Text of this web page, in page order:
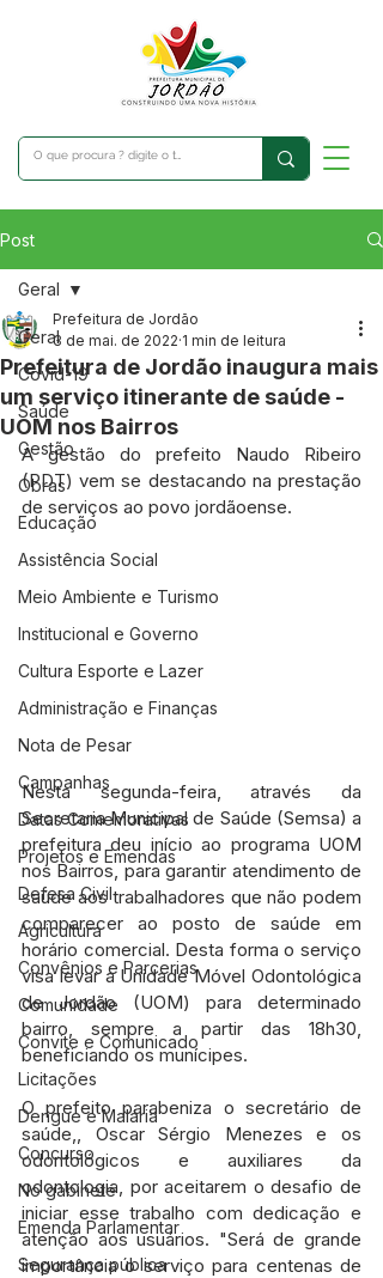
Post
Geral
Covid-19
Saúde
Gestão
Obras
Educação
Assistência Social
Meio Ambiente e Turismo
Institucional e Governo
Cultura Esporte e Lazer
Administração e Finanças
Nota de Pesar
Campanhas
Datas Comemorativas
Projetos e Emendas
Defesa Civil
Agricultura
Convênios e Parcerias
Comunidade
Convite e Comunicado
Licitações
Dengue e Malária
Concurso
No gabinete
Emenda Parlamentar
Segurança pública
Geral
Prefeitura de Jordão inaugura mais
um serviço itinerante de saúde -
UOM nos Bairros
Prefeitura de Jordão
3 de mai. de 2022 1 min de leitura
A gestão do prefeito Naudo Ribeiro
(PDT) vem se destacando na prestação
de serviços ao povo jordãoense.
Nesta segunda-feira, através da
Secretaria Municipal de Saúde (Semsa) a
prefeitura deu início ao programa UOM
nos Bairros, para garantir atendimento de
saúde aos trabalhadores que não podem
comparecer ao posto de saúde em
horário comercial. Desta forma o serviço
visa levar a Unidade Móvel Odontológica
de Jordão (UOM) para determinado
bairro, sempre a partir das 18h30,
beneficiando os munícipes.
O prefeito parabeniza o secretário de
saúde,, Oscar Sérgio Menezes e os
odontológicos e auxiliares da
odontologia, por aceitarem o desafio de
iniciar esse trabalho com dedicação e
atenção aos usuários. "Será de grande
importância o serviço para centenas de